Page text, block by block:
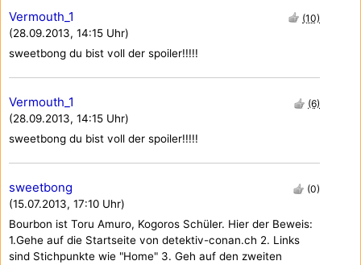
Vermouth_1
(28.09.2013, 14:15 Uhr)
(10)
sweetbong du bist voll der spoiler!!!!!
Vermouth_1
(28.09.2013, 14:15 Uhr)
(6)
sweetbong du bist voll der spoiler!!!!!
sweetbong
(15.07.2013, 17:10 Uhr)
(0)
Bourbon ist Toru Amuro, Kogoros Schüler. Hier der Beweis:
1.Gehe auf die Startseite von detektiv-conan.ch 2. Links
sind Stichpunkte wie "Home" 3. Geh auf den zweiten